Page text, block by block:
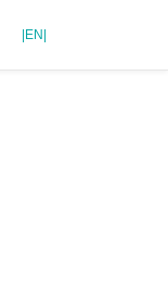
|EN|